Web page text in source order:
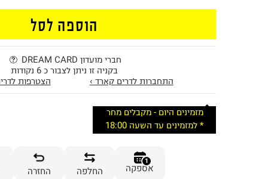
הוספה לסל
חברי מועדון DREAM CARD
בקניה זו ניתן לצבור כ 6 נקודות
התחברות לדרים קארד ›
הצטרפות
מזמינים היום - מקבלים מחר
* למזמינים עד השעה 18:00
1
אספקה החלפה החזרה